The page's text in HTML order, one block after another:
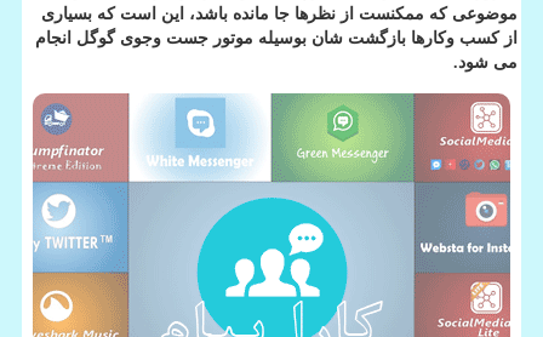
موضوعی كه ممكنست از نظرها جا مانده باشد، این است كه بسیاری
از كسب وكارها بازگشت شان بوسیله موتور جست وجوی گوگل انجام
می شود.